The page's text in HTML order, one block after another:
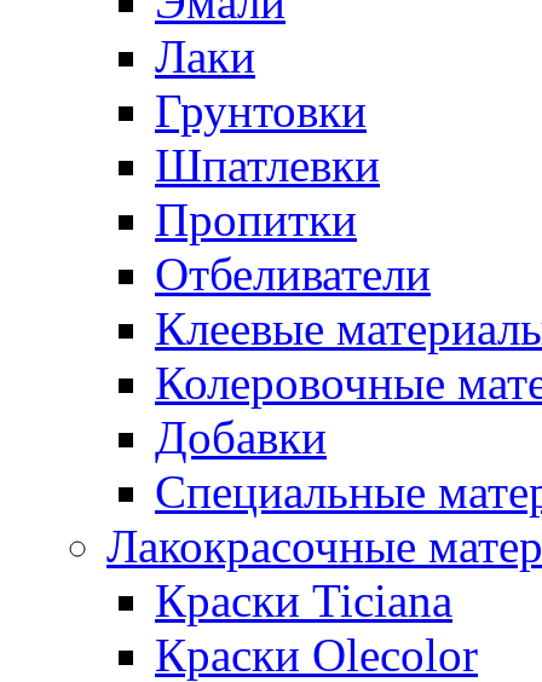
Лаки
Грунтовки
Шпатлевки
Пропитки
Отбеливатели
Клеевые
Колеровочные
Добавки
Специальные
Лакокрасочные
Краски Ticiana
Краски Olecolor